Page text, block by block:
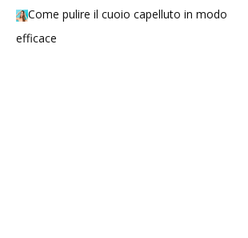
Come pulire il cuoio capelluto in modo
efficace